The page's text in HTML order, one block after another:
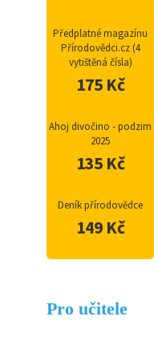
Předplatné magazínu
Přírodovědci.cz (4
vytištěná čísla)
175 Kč
Ahoj divočino - podzim
2025
135 Kč
Deník přírodovědce
149 Kč
Pro učitele